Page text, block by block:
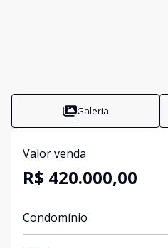
Galeria
Valor venda
R$ 420.000,00
Condomínio